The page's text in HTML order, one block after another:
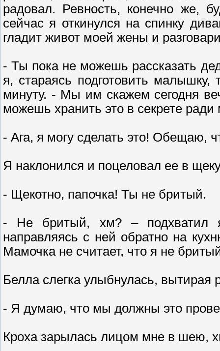
радовал. Ревность, конечно же,
сейчас я откинулся на спинку
гладит живот моей жены и
- Ты пока не можешь рассказать
я, стараясь подготовить
минуту. - Мы им скажем сегодня
можешь хранить это в секрете ради
- Ага, я могу сделать это! Обещаю,
Я наклонился и поцеловал ее в
- Щекотно, папочка! Ты не бритый.
- Не бритый, хм? – подхватил
направляясь с ней обратно на
Мамочка не считает, что я не
Белла слегка улыбнулась, вытирая
- Я думаю, что мы должны это
Кроха зарылась лицом мне в шею,